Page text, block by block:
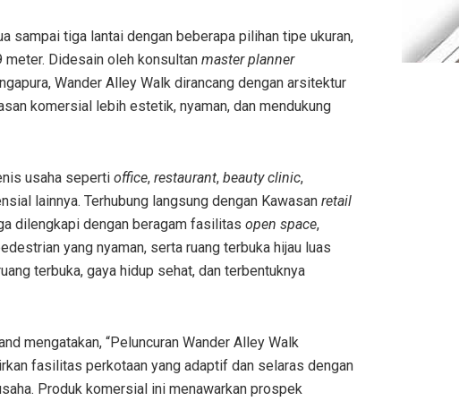
sampai tiga lantai dengan beberapa pilihan tipe ukuran,
Didesain oleh konsultan master planner
Wander Alley Walk dirancang dengan arsitektur
komersial lebih estetik, nyaman, dan mendukung
usaha seperti office, restaurant, beauty clinic,
lainnya. Terhubung langsung dengan Kawasan retail
dilengkapi dengan beragam fasilitas open space,
yang nyaman, serta ruang terbuka hijau luas
terbuka, gaya hidup sehat, dan terbentuknya
mengatakan, “Peluncuran Wander Alley Walk
fasilitas perkotaan yang adaptif dan selaras dengan
Produk komersial ini menawarkan prospek